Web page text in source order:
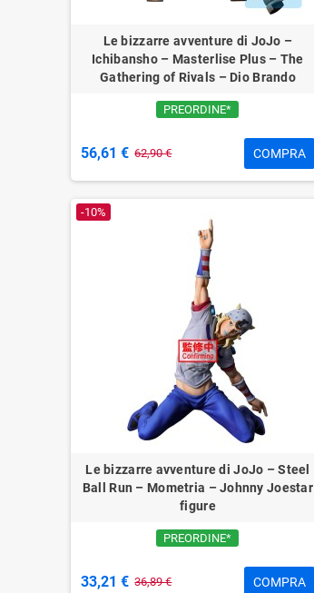
Le bizzarre avventure di JoJo –
Ichibansho – Masterlise Plus – The
Gathering of Rivals – Dio Brando
PREORDINE*
56,61 € 62,90 € COMPRA
-10%
Le bizzarre avventure di JoJo – Steel
Ball Run – Mometria – Johnny Joestar
figure
PREORDINE*
33,21 € 36,89 € COMPRA